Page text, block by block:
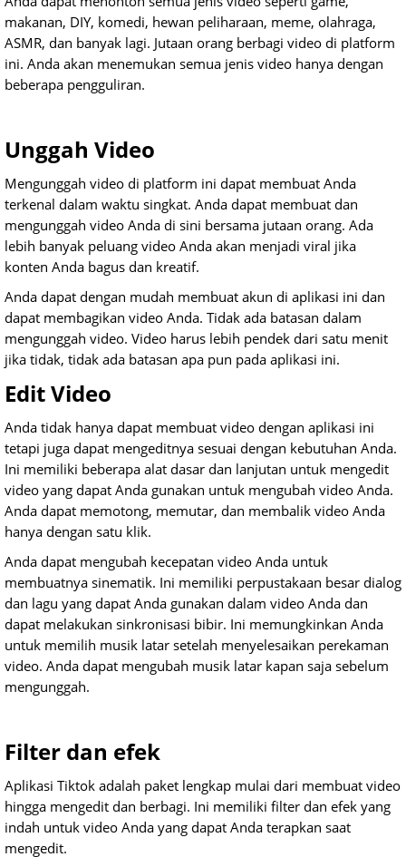
makanan, DIY, komedi, hewan peliharaan, meme, olahraga,
ASMR, dan banyak lagi. Jutaan orang berbagi video di platform
ini. Anda akan menemukan semua jenis video hanya dengan
beberapa pengguliran.
Unggah Video
Mengunggah video di platform ini dapat membuat Anda
terkenal dalam waktu singkat. Anda dapat membuat dan
mengunggah video Anda di sini bersama jutaan orang. Ada
lebih banyak peluang video Anda akan menjadi viral jika
konten Anda bagus dan kreatif.
Anda dapat dengan mudah membuat akun di aplikasi ini dan
dapat membagikan video Anda. Tidak ada batasan dalam
mengunggah video. Video harus lebih pendek dari satu menit
jika tidak, tidak ada batasan apa pun pada aplikasi ini.
Edit Video
Anda tidak hanya dapat membuat video dengan aplikasi ini
tetapi juga dapat mengeditnya sesuai dengan kebutuhan Anda.
Ini memiliki beberapa alat dasar dan lanjutan untuk mengedit
video yang dapat Anda gunakan untuk mengubah video Anda.
Anda dapat memotong, memutar, dan membalik video Anda
hanya dengan satu klik.
Anda dapat mengubah kecepatan video Anda untuk
membuatnya sinematik. Ini memiliki perpustakaan besar dialog
dan lagu yang dapat Anda gunakan dalam video Anda dan
dapat melakukan sinkronisasi bibir. Ini memungkinkan Anda
untuk memilih musik latar setelah menyelesaikan perekaman
video. Anda dapat mengubah musik latar kapan saja sebelum
mengunggah.
Filter dan efek
Aplikasi Tiktok adalah paket lengkap mulai dari membuat video
hingga mengedit dan berbagi. Ini memiliki filter dan efek yang
indah untuk video Anda yang dapat Anda terapkan saat
mengedit.